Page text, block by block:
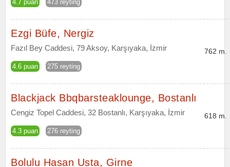
4.7 puan 473 reyting
Ezgi Büfe, Nergiz
Fazıl Bey Caddesi, 79 Aksoy, Karşıyaka, İzmir
4.6 puan 275 reyting
762 m.
Blackjack Bbqbarsteaklounge, Bostanlı
Cengiz Topel Caddesi, 32 Bostanlı, Karşıyaka, İzmir
4.3 puan 276 reyting
618 m.
Bolulu Hasan Usta, Girne